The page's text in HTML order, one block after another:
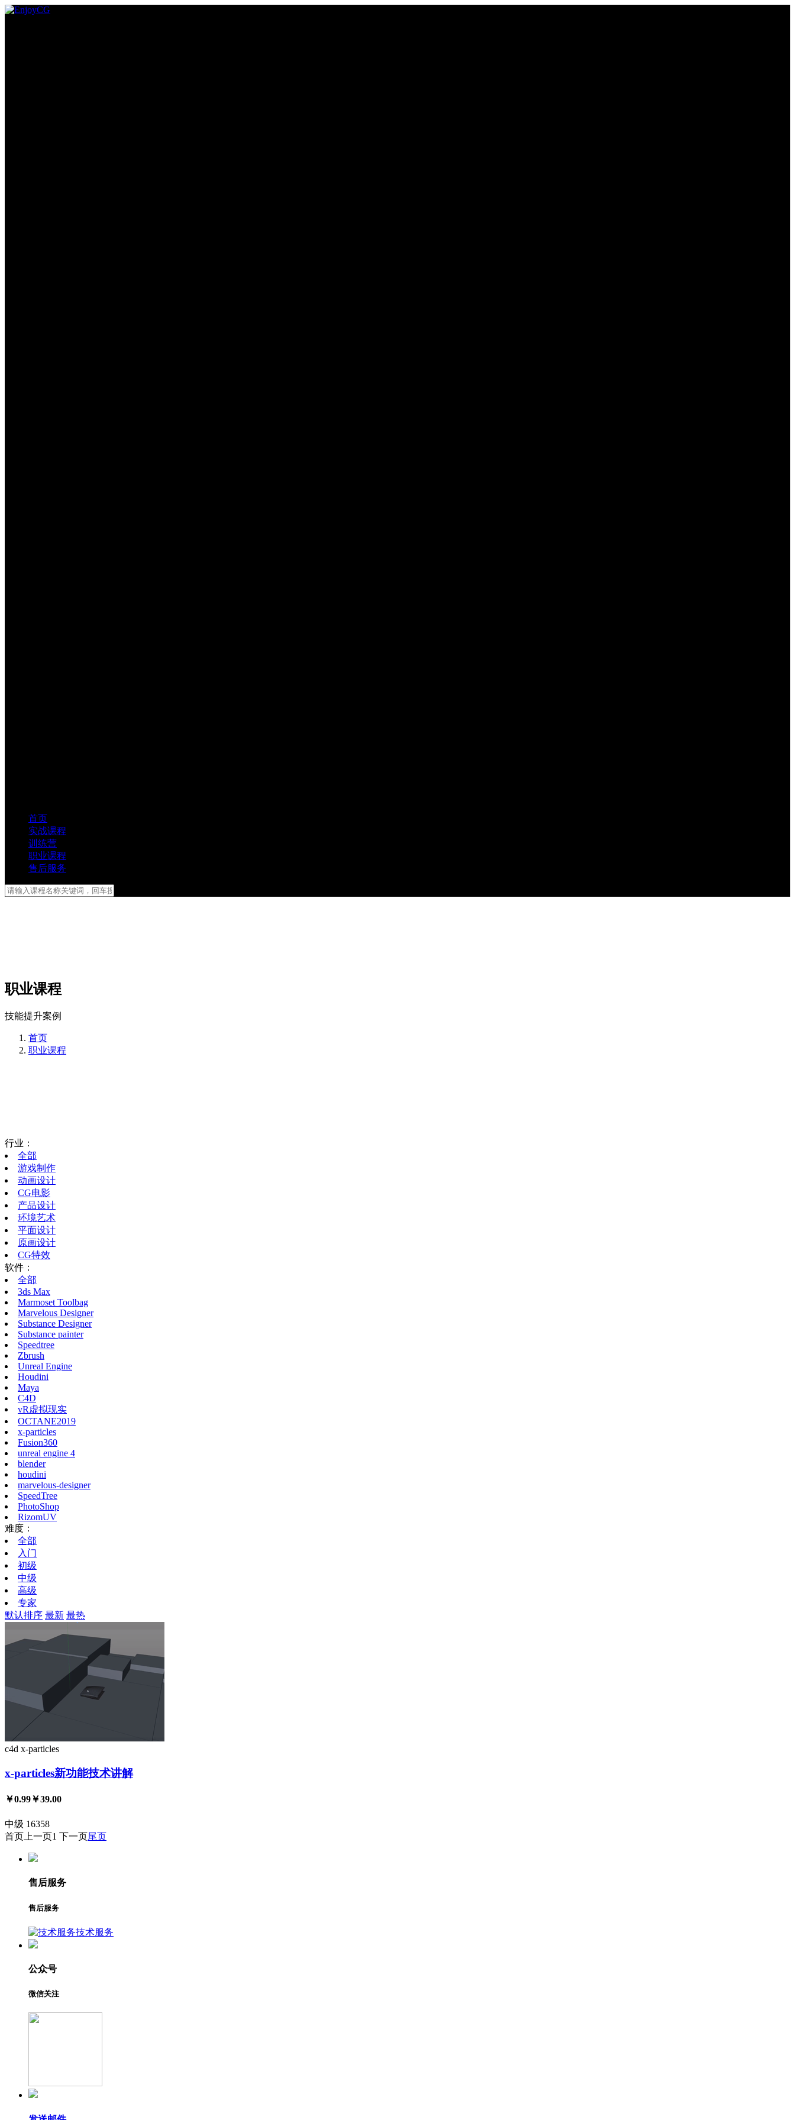
首页
实战课程
训练营
职业课程
售后服务
职业课程
技能提升案例
首页
职业课程
行业：
全部
游戏制作
动画设计
CG电影
产品设计
环境艺术
平面设计
原画设计
CG特效
软件：
全部
3ds Max
Marmoset Toolbag
Marvelous Designer
Substance Designer
Substance painter
Speedtree
Zbrush
Unreal Engine
Houdini
Maya
C4D
vR虚拟现实
OCTANE2019
x-particles
Fusion360
unreal engine 4
blender
houdini
marvelous-designer
SpeedTree
PhotoShop
RizomUV
难度：
全部
入门
初级
中级
高级
专家
默认排序 最新 最热
c4d x-particles
x-particles新功能技术讲解
￥0.99￥39.00
中级 16358
首页 上一页1 下一页尾页
售后服务
售后服务
技术服务
公众号
微信关注